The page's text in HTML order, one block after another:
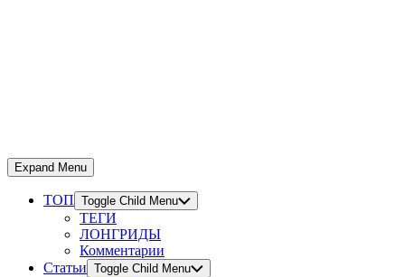
Expand Menu
ТОП Toggle Child Menu
ТЕГИ
ЛОНГРИДЫ
Комментарии
Статьи Toggle Child Menu